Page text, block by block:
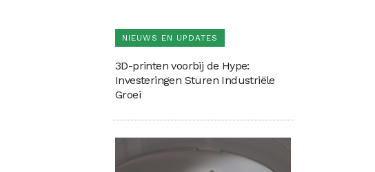
NIEUWS EN UPDATES
3D-printen voorbij de Hype:
Investeringen Sturen Industriële
Groei